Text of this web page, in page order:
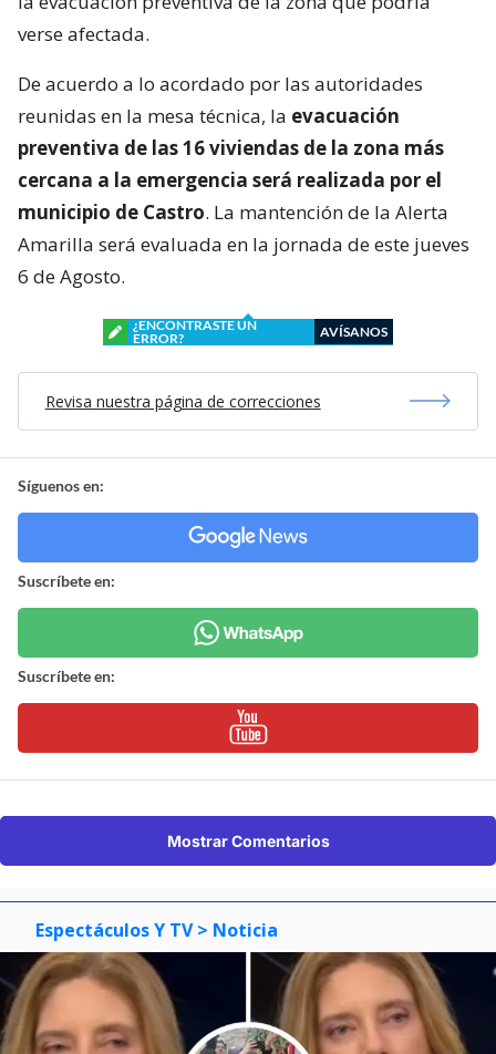
verse afectada.
De acuerdo a lo acordado por las autoridades
reunidas en la mesa técnica, la evacuación
preventiva de las 16 viviendas de la zona más
cercana a la emergencia será realizada por el
municipio de Castro. La mantención de la Alerta
Amarilla será evaluada en la jornada de este jueves
6 de Agosto.
¿ENCONTRASTE UN
ERROR?
AVÍSANOS
Revisa nuestra página de correcciones
Síguenos en:
Suscríbete en:
Suscríbete en:
Mostrar Comentarios
Espectáculos Y TV > Noticia